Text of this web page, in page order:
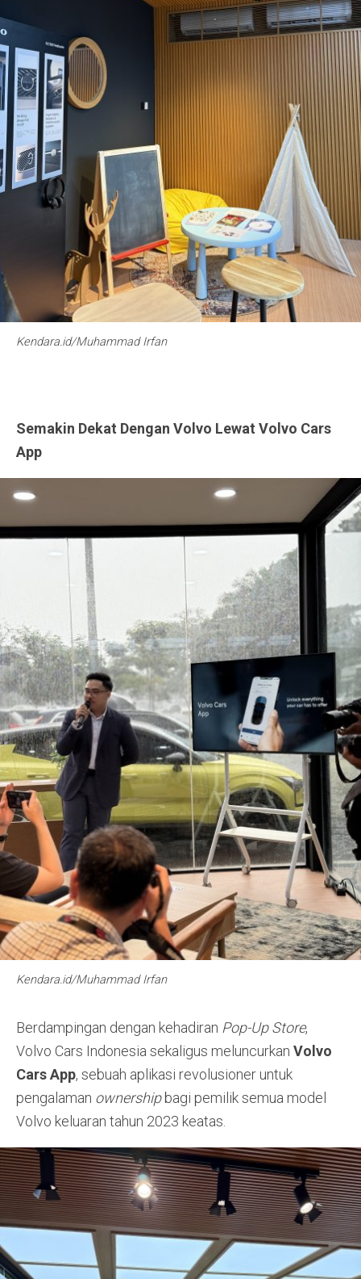
Kendara.id/Muhammad Irfan
Semakin Dekat Dengan Volvo Lewat Volvo Cars
App
Kendara.id/Muhammad Irfan
Berdampingan dengan kehadiran Pop-Up Store,
Volvo Cars Indonesia sekaligus meluncurkan Volvo
Cars App, sebuah aplikasi revolusioner untuk
pengalaman ownershipbagi pemilik semua model
Volvo keluaran tahun 2023 keatas.